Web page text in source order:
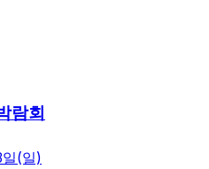
람회
(일)